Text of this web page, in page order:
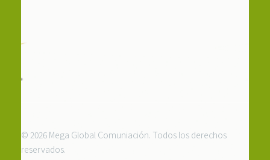
© 2026 Mega Global Comuniación. Todos los derechos
reservados.